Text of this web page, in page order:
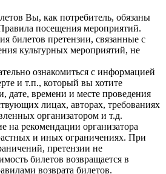
Вы, как потребитель, обязаны
посещения мероприятий.
билетов претензии, связанные с
культурных мероприятий, не
ознакомиться с информацией
и т.п., который вы хотите
дате, времени и месте проведения
лицах, авторах, требованиях
организатором и т.д.
на рекомендации организатора
и иных ограничениях. При
претензии не
билетов возвращается в
возврата билетов.